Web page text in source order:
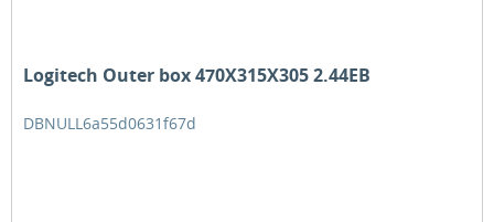
Logitech Outer box 470X315X305 2.44EB
DBNULL6a55d0631f67d